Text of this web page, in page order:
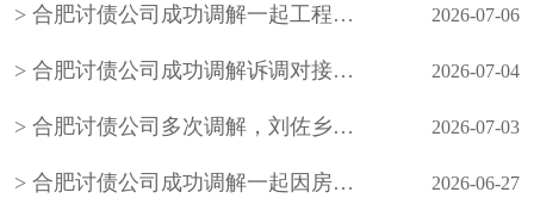
合肥讨债公司成功调解一起工程材料买卖合同欠款 2026-07-06
合肥讨债公司成功调解诉调对接、整合多方力量化解小额网络知识产权纠纷 2026-07-04
合肥讨债公司多次调解，刘佐乡梅花屋村陈某与刘佐乡段窑社区刘某握手言和，双方签订人民调解协议书，一起因务工引起的事故纠纷案结事了 2026-07-03
合肥讨债公司成功调解一起因房屋买卖合同引发的民间借贷纠纷，既保障了当事人的合法权益，也避免当事人陷入冗长的诉讼程序，更从根源上化解了矛盾 2026-06-27